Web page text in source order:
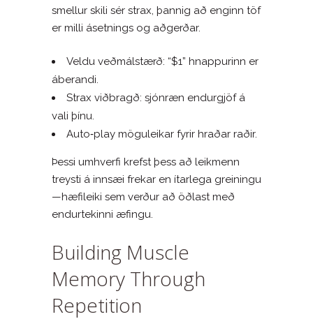
smellur skili sér strax, þannig að enginn töf
er milli ásetnings og aðgerðar.
Veldu veðmálstærð: “$1” hnappurinn er
áberandi.
Strax viðbragð: sjónræn endurgjöf á
vali þínu.
Auto‑play möguleikar fyrir hraðar raðir.
Þessi umhverfi krefst þess að leikmenn
treysti á innsæi frekar en ítarlega greiningu
—hæfileiki sem verður að öðlast með
endurtekinni æfingu.
Building Muscle
Memory Through
Repetition